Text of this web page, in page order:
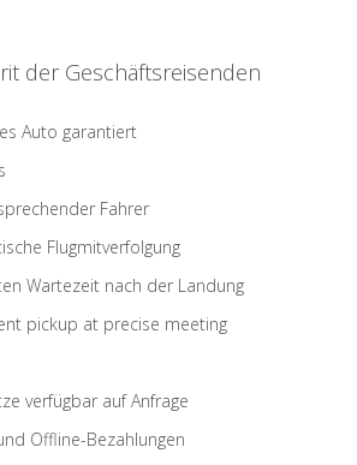
der Geschäftsreisenden
Auto garantiert
Fahrer
Flugmitverfolgung
Wartezeit nach der Landung
pickup at precise meeting
verfügbar auf Anfrage
Offline-Bezahlungen